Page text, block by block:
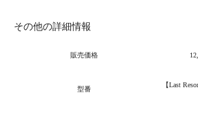
その他の詳細情報
販売価格
型番
【Last